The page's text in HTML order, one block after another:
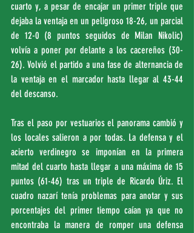
cuarto y, a pesar de encajar un primer triple que
dejaba la ventaja en un peligroso 18-26, un parcial
de 12-0 (8 puntos seguidos de Milan Nikolic)
volvía a poner por delante a los cacereños (30-
26). Volvió el partido a una fase de alternancia de
la ventaja en el marcador hasta llegar al 43-44
del descanso.
Tras el paso por vestuarios el panorama cambió y
los locales salieron a por todas. La defensa y el
acierto verdinegro se imponían en la primera
mitad del cuarto hasta llegar a una máxima de 15
puntos (61-46) tras un triple de Ricardo Úriz. El
cuadro nazarí tenía problemas para anotar y sus
porcentajes del primer tiempo caían ya que no
encontraba la manera de romper una defensa